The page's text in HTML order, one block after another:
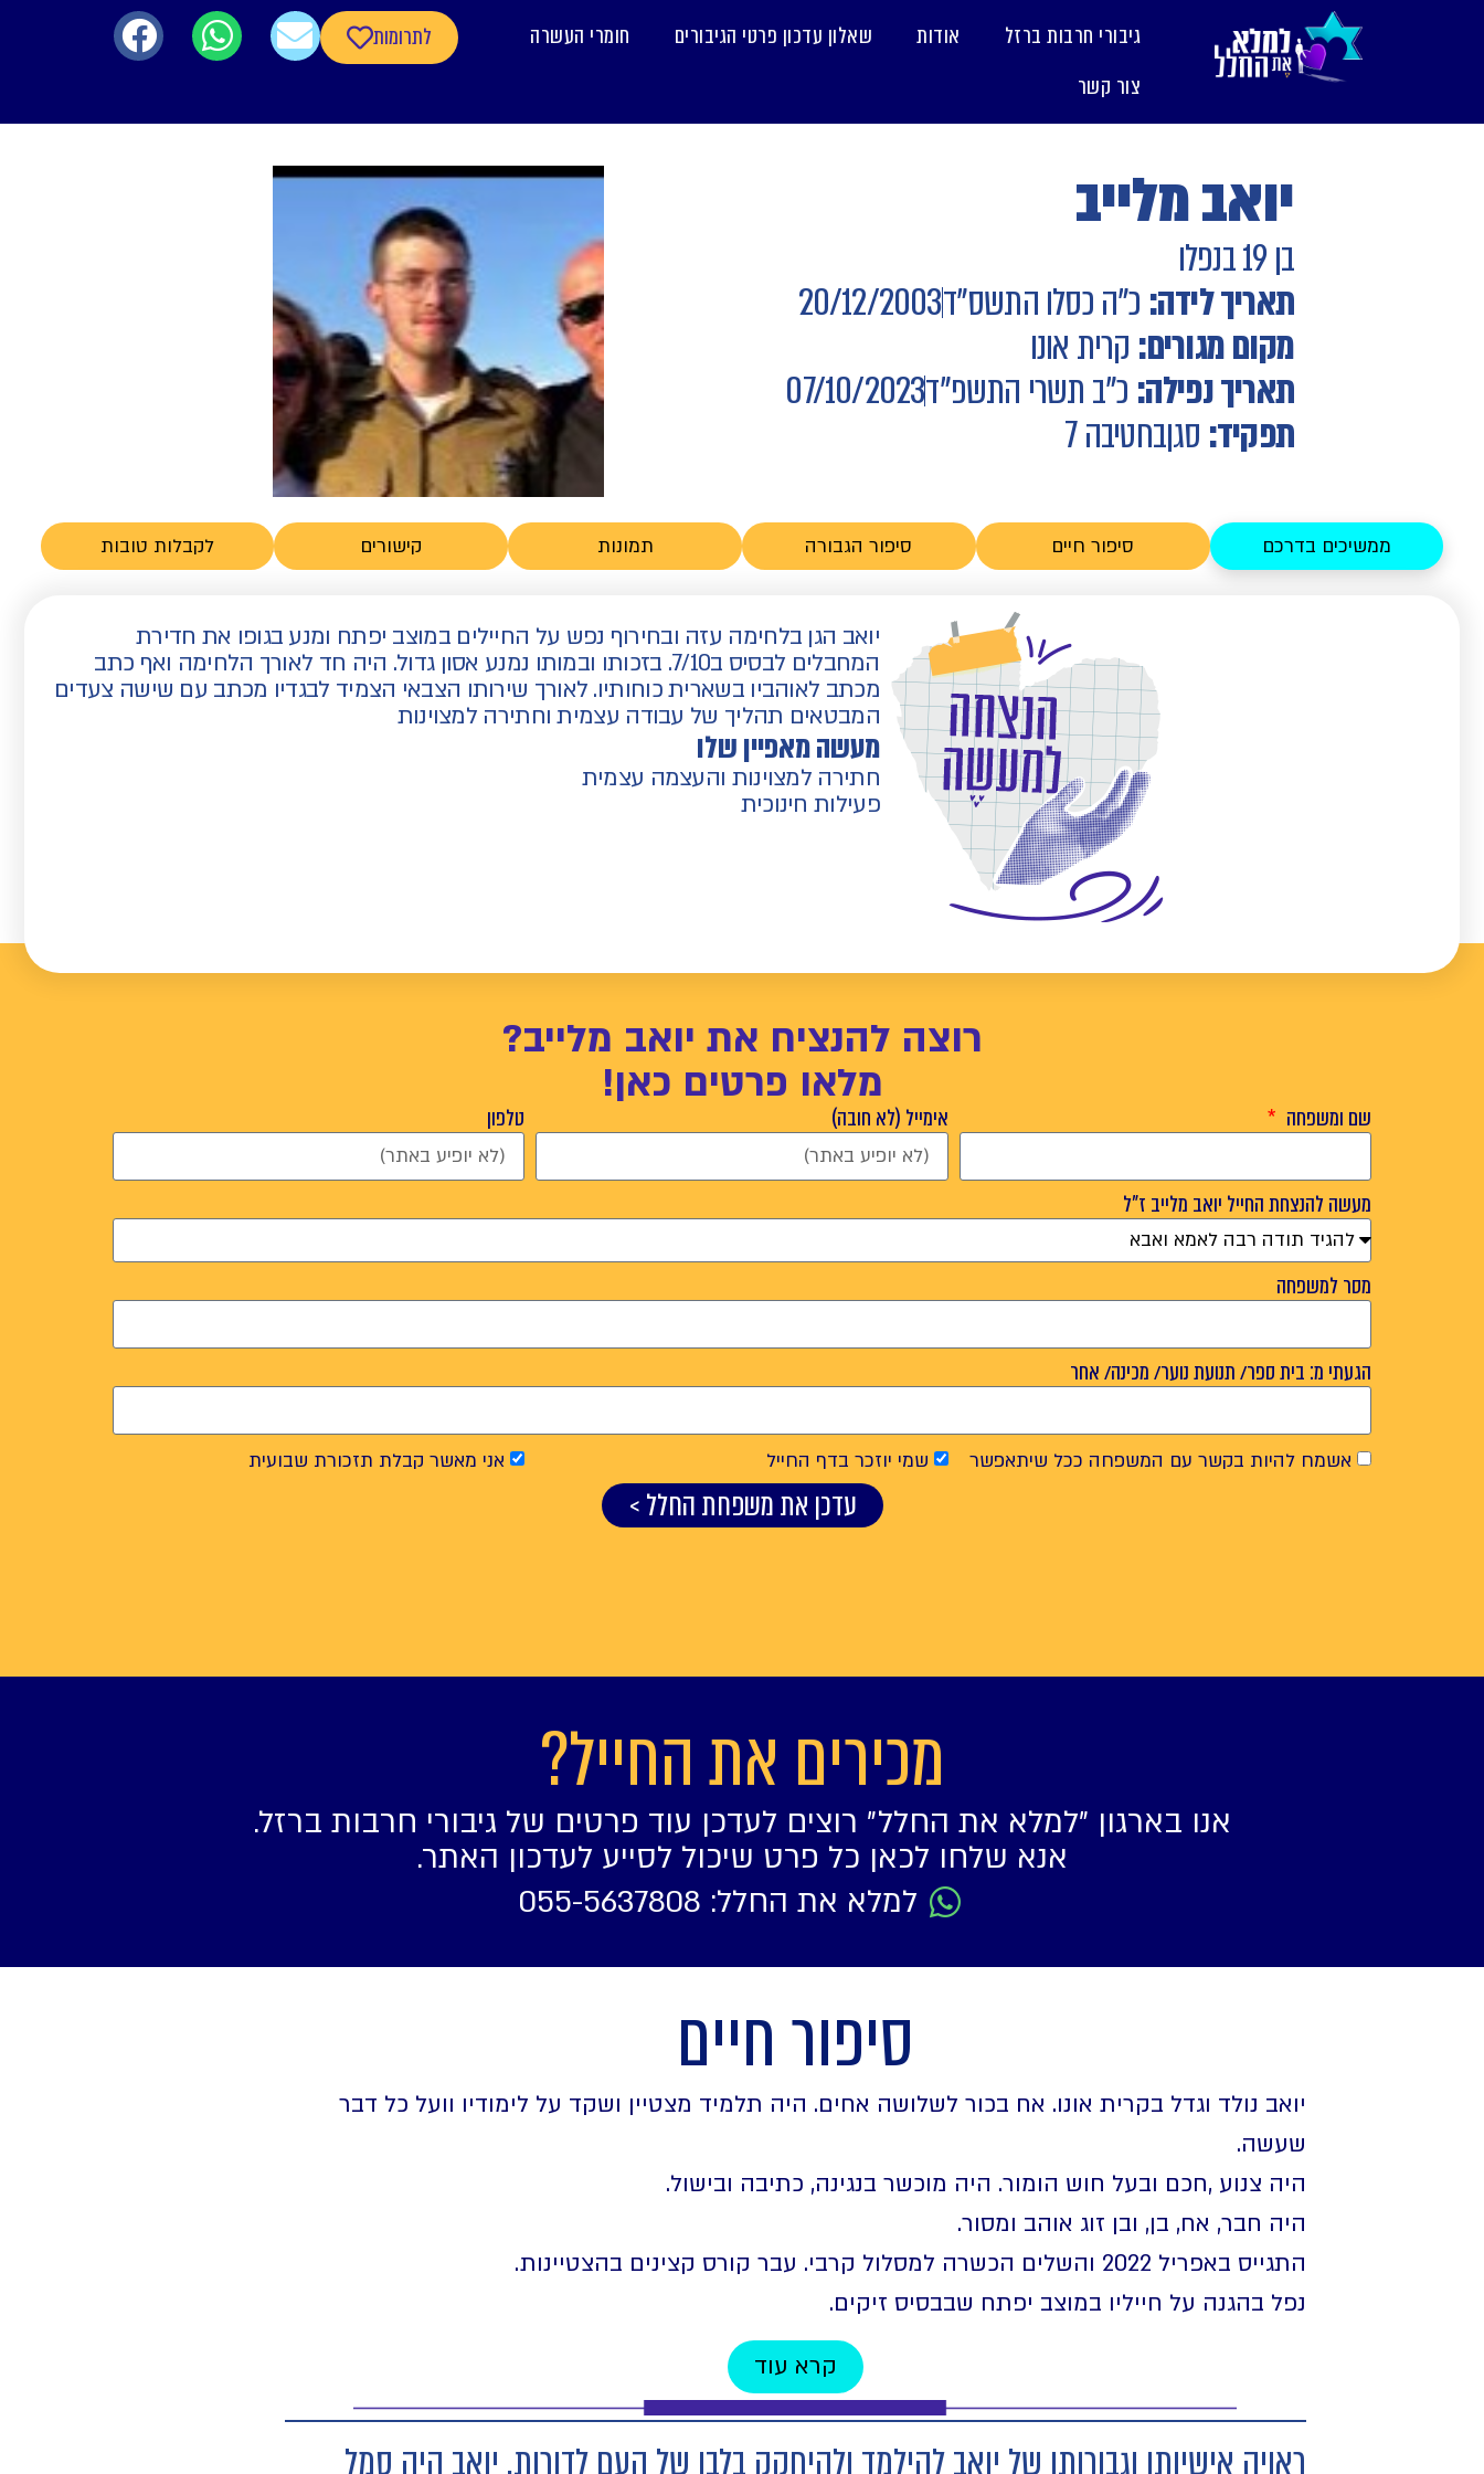
גיבורי חרבות ברזל אודות שאלון עדכון פרטי הגיבורים
חומרי העשרה
צור קשר
לתרומות
יואב מלייב
בן 19 בנפלו
תאריך לידה: כ"ה כסלו התשס"ד20/12/2003
מקום מגורים: קרית אונו
תאריך נפילה: כ"ב תשרי התשפ"ד07/10/2023
תפקיד: סגןבחטיבה 7
ממשיכים בדרכם סיפור חיים סיפור הגבורה תמונות קישורים לקבלות טובות
יואב הגן בלחימה עזה ובחירוף נפש על החיילים במוצב יפתח ומנע בגופו את חדירת
המחבלים לבסיס ב7/10. בזכותו ובמותו נמנע אסון גדול. היה חד לאורך הלחימה ואף כתב
מכתב לאוהביו בשארית כוחותיו. לאורך שירותו הצבאי הצמיד לבגדיו מכתב עם שישה צעדים
המבטאים תהליך של עבודה עצמית וחתירה למצוינות
מעשה מאפיין שלו
חתירה למצוינות והעצמה עצמית
פעילות חינוכית
רוצה להנציח את יואב מלייב?
מלאו פרטים כאן!
שם ומשפחה אימייל (לא חובה) טלפון
מעשה להנצחת החייל יואב מלייב ז"ל
מסר למשפחה
הגעתי מ: בית ספר/ תנועת נוער/ מכינה/ אחר
אשמח להיות בקשר עם המשפחה ככל שיתאפשר שמי יוזכר בדף החייל אני מאשר קבלת תזכורת שבועית
עדכן את משפחת החלל >
מכירים את החייל?
אנו בארגון ״למלא את החלל״ רוצים לעדכן עוד פרטים של גיבורי חרבות ברזל.
אנא שלחו לכאן כל פרט שיכול לסייע לעדכון האתר.
למלא את החלל: 055-5637808
סיפור חיים
יואב נולד וגדל בקרית אונו. אח בכור לשלושה אחים. היה תלמיד מצטיין ושקד על לימודיו וועל כל דבר
שעשה.
היה צנוע ,חכם ובעל חוש הומור. היה מוכשר בנגינה, כתיבה ובישול.
היה חבר, אח, בן, ובן זוג אוהב ומסור.
התגייס באפריל 2022 והשלים הכשרה למסלול קרבי. עבר קורס קצינים בהצטיינות.
נפל בהגנה על חייליו במוצב יפתח שבבסיס זיקים.
קרא עוד
ראויה אישיותו וגבורותו של יואב להילמד ולהיחקק בלבו של העם לדורות. יואב היה סמל